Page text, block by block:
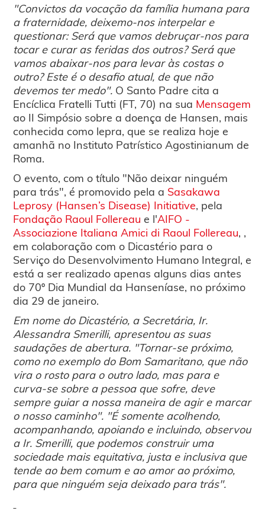
"Convictos da vocação da família humana para
a fraternidade, deixemo-nos interpelar e
questionar: Será que vamos debruçar-nos para
tocar e curar as feridas dos outros? Será que
vamos abaixar-nos para levar às costas o
outro? Este é o desafio atual, de que não
devemos ter medo". O Santo Padre cita a
Encíclica Fratelli Tutti (FT, 70) na sua Mensagem
ao II Simpósio sobre a doença de Hansen, mais
conhecida como lepra, que se realiza hoje e
amanhã no Instituto Patrístico Agostinianum de
Roma.
O evento, com o título "Não deixar ninguém
para trás", é promovido pela a Sasakawa
Leprosy (Hansen’s Disease) Initiative, pela
Fondação Raoul Follereau e l'AIFO -
Associazione Italiana Amici di Raoul Follereau, ,
em colaboração com o Dicastério para o
Serviço do Desenvolvimento Humano Integral, e
está a ser realizado apenas alguns dias antes
do 70º Dia Mundial da Hanseníase, no próximo
dia 29 de janeiro.
Em nome do Dicastério, a Secretária, Ir.
Alessandra Smerilli, apresentou as suas
saudações de abertura. "Tornar-se próximo,
como no exemplo do Bom Samaritano, que não
vira o rosto para o outro lado, mas para e
curva-se sobre a pessoa que sofre, deve
sempre guiar a nossa maneira de agir e marcar
o nosso caminho". "É somente acolhendo,
acompanhando, apoiando e incluindo, observou
a Ir. Smerilli, que podemos construir uma
sociedade mais equitativa, justa e inclusiva que
tende ao bem comum e ao amor ao próximo,
para que ninguém seja deixado para trás".